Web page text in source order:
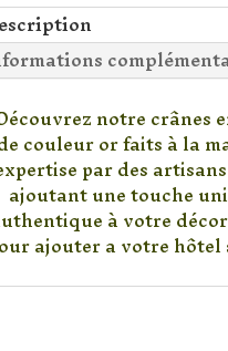
notre crânes
couleur or faits à la
par des
ajoutant une touche
à votre
ajouter a votre